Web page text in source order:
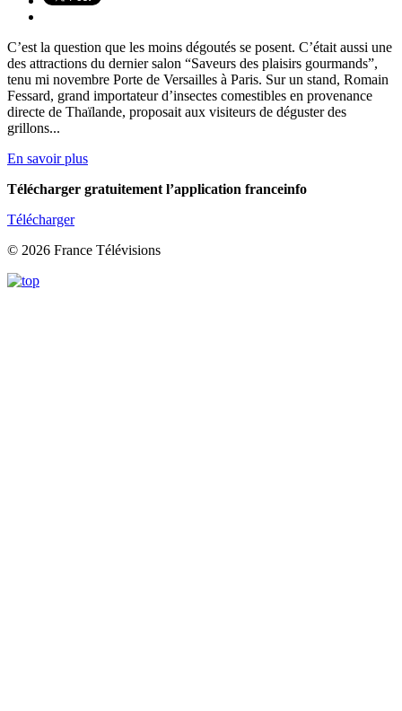
C’est la question que les moins dégoutés se posent. C’était aussi une
des attractions du dernier salon “Saveurs des plaisirs gourmands”,
tenu mi novembre Porte de Versailles à Paris. Sur un stand, Romain
Fessard, grand importateur d’insectes comestibles en provenance
directe de Thaïlande, proposait aux visiteurs de déguster des
grillons...
En savoir plus
Télécharger gratuitement l’application franceinfo
Télécharger
© 2026 France Télévisions